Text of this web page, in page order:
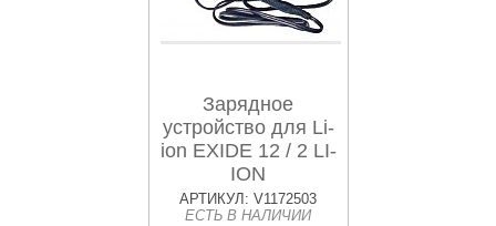
Зарядное
устройство для Li-
ion EXIDE 12 / 2 LI-
ION
АРТИКУЛ: V1172503
ЕСТЬ В НАЛИЧИИ